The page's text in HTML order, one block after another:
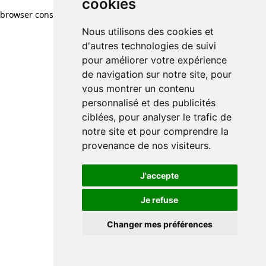
cookies
Nous utilisons des cookies et
d'autres technologies de suivi
pour améliorer votre expérience
de navigation sur notre site, pour
vous montrer un contenu
personnalisé et des publicités
ciblées, pour analyser le trafic de
notre site et pour comprendre la
provenance de nos visiteurs.
J'accepte
Je refuse
Changer mes préférences
browser console for more information)